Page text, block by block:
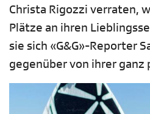
Christa Rigozzi verraten,
Plätze an ihren
sie sich «G&G»-Reporter
gegenüber von ihrer ganz